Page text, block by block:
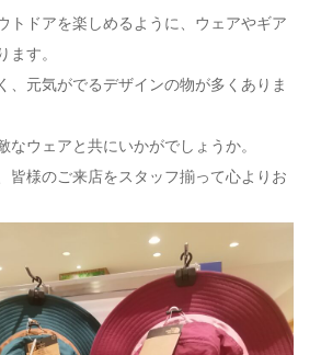
トドアを楽しめるように、ウェアやギア
す。
、元気がでるデザインの物が多くありま
なウェアと共にいかがでしょうか。
皆様のご来店をスタッフ揃って心よりお